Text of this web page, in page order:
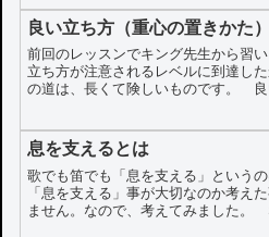
良い立ち方（重心の置きかた）
前回のレッスンでキング先生から習
立ち方が注意されるレベルに到達し
の道は、長くて険しいものです。
息を支えるとは
歌でも笛でも「息を支える」という
「息を支える」事が大切なのか考え
ません。なので、考えてみました。